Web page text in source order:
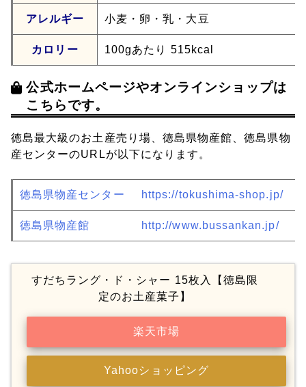
アレルギー 小麦・卵・乳・大豆
カロリー 100gあたり 515kcal
公式ホームページやオンラインショップは
こちらです。
徳島最大級のお土産売り場、徳島県物産館、徳島県物
産センターのURLが以下になります。
徳島県物産センター https://tokushima-shop.jp/
徳島県物産館 http://www.bussankan.jp/
すだちラング・ド・シャー 15枚入【徳島限
定のお土産菓子】
楽天市場
Yahooショッピング